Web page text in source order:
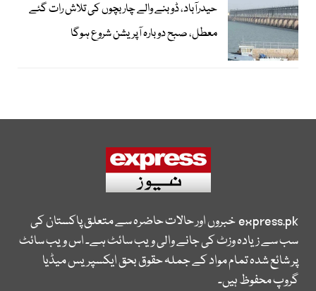
حیدرآباد، ڈوبنے والے چار بچوں کی تلاش رات گئے
معطل، صبح دوبارہ آپریشن شروع ہوگا
express.pkخبروں اور حالات حاضرہ سے متعلق پاکستان کی
سب سے زیادہ وزٹ کی جانے والی ویب سائٹ ہے۔ اس ویب سائٹ
پر شائع شدہ تمام مواد کے جملہ حقوق بحق ایکسپریس میڈیا
گروپ محفوظ ہیں۔